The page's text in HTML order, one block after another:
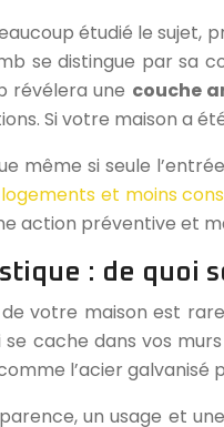
étudié le sujet,
se distingue par sa
révélera une couche
Si votre maison a
même si seule
et moins
action préventive et
: de quoi
votre maison est
se cache dans vos
l’acier
un usage et